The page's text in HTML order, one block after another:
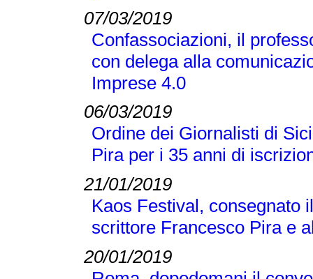
07/03/2019
Confassociazioni, il
con delega alla
Imprese 4.0
06/03/2019
Ordine dei Giornalisti di
Pira per i 35 anni di
21/01/2019
Kaos Festival, consegnato
scrittore Francesco Pira e
20/01/2019